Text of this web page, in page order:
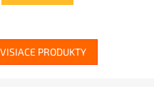
PRODUKTY